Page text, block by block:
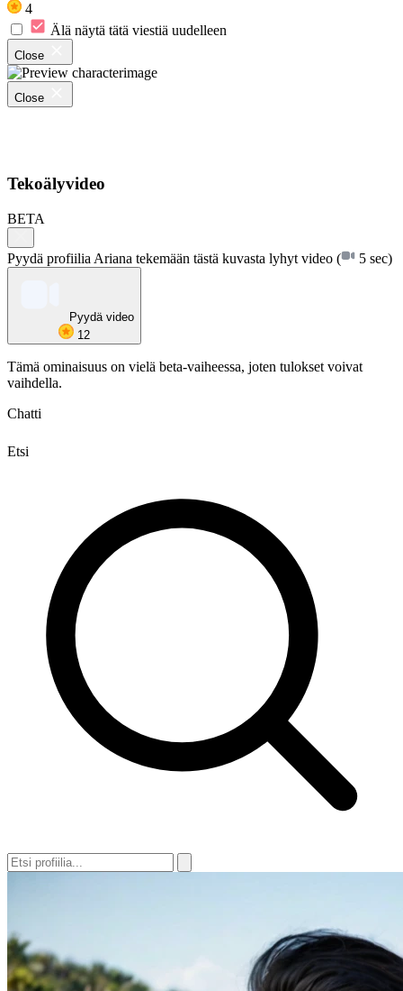
4
Älä näytä tätä viestiä uudelleen
Close
Close
Tekoälyvideo
BETA
Pyydä profiilia Ariana tekemään tästä kuvasta lyhyt video ( 5 sec)
Pyydä video
12
Tämä ominaisuus on vielä beta-vaiheessa, joten tulokset voivat
vaihdella.
Chatti
Etsi